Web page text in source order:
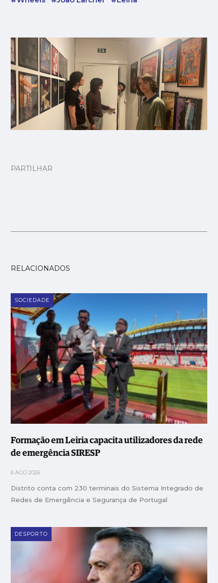
PARTILHAR
RELACIONADOS
SOCIEDADE
Formação em Leiria capacita utilizadores da rede
de emergência SIRESP
6 AGO 2026
Distrito conta com 230 terminais do Sistema Integrado de
Redes de Emergência e Segurança de Portugal
DESPORTO